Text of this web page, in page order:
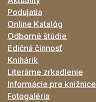
Podujatia
Online Katalóg
Odborné štúdie
Edičná činnosť
Knihárik
Literárne zrkadlenie
Informácie pre knižnice
Fotogaléria